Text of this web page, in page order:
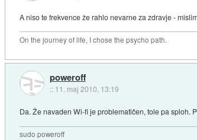
A niso te frekvence že rahlo nevarne za zdravje -
On the journey of life, I chose the psycho path.
poweroff
:: 11. maj 2010, 13:19
Da. Že navaden Wi-fi je problematičen, tole pa sploh.
sudo poweroff